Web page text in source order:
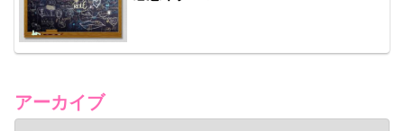
アーカイブ